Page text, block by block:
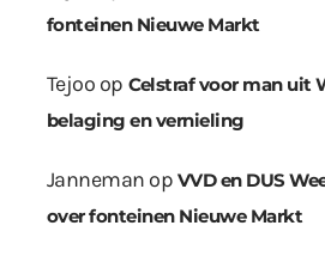
fonteinen Nieuwe Markt
Tejoo op Celstraf voor man uit
belaging en vernieling
Janneman op VVD en DUS
over fonteinen Nieuwe Markt